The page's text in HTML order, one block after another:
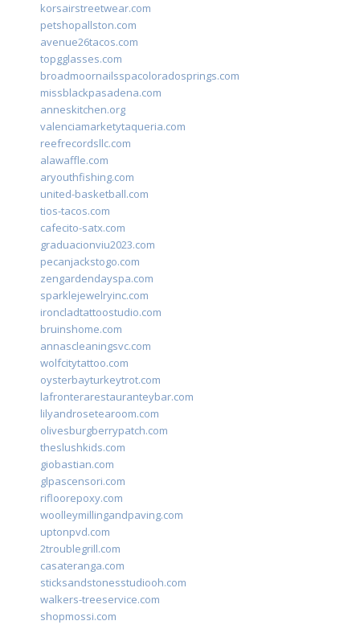
korsairstreetwear.com
petshopallston.com
avenue26tacos.com
topgglasses.com
broadmoornailsspacoloradosprings.com
missblackpasadena.com
anneskitchen.org
valenciamarketytaqueria.com
reefrecordsllc.com
alawaffle.com
aryouthfishing.com
united-basketball.com
tios-tacos.com
cafecito-satx.com
graduacionviu2023.com
pecanjackstogo.com
zengardendayspa.com
sparklejewelryinc.com
ironcladtattoostudio.com
bruinshome.com
annascleaningsvc.com
wolfcitytattoo.com
oysterbayturkeytrot.com
lafronterarestauranteybar.com
lilyandrosetearoom.com
olivesburgberrypatch.com
theslushkids.com
giobastian.com
glpascensori.com
rifloorepoxy.com
woolleymillingandpaving.com
uptonpvd.com
2troublegrill.com
casateranga.com
sticksandstonesstudiooh.com
walkers-treeservice.com
shopmossi.com